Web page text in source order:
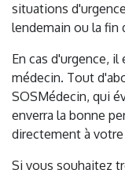
situations
lendemain ou la fin
En cas d'urgence,
médecin. Tout
SOSMédecin, qui
enverra la bonne
directement à
Si vous souhaitez